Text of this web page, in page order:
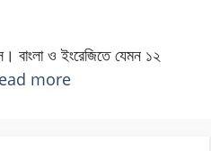
বাংলা ও ইংরেজিতে যেমন ১২
more